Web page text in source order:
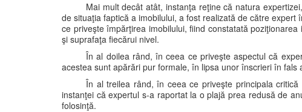
Mai mult decât atât, instanţa reţine că natura
de situaţia faptică a imobilului, a fost realizată de către
ce priveşte împărţirea imobilului, fiind constatată
şi suprafaţa fiecărui nivel.
În al doilea rând, în ceea ce priveşte aspectul că
acestea sunt apărări pur formale, în lipsa unor înscrieri în fals
În al treilea rând, în ceea ce priveşte principala
instanţei că expertul s-a raportat la o plajă prea redusă de
folosinţă.